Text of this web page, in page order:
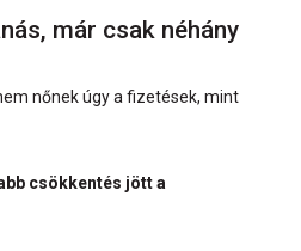
már csak néhány
nőnek úgy a fizetések, mint
csökkentés jött a